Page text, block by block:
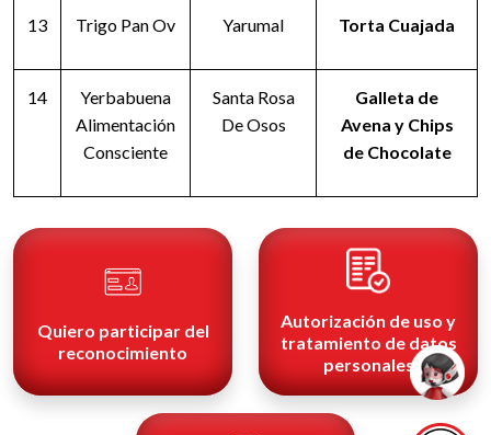
13 Trigo Pan Ov Yarumal Torta Cuajada
14
Yerbabuena
Alimentación
Consciente
Santa Rosa
De Osos
Galleta de
Avena y Chips
de Chocolate
Quiero participar del
reconocimiento
Autorización de uso y
tratamiento de datos
personales